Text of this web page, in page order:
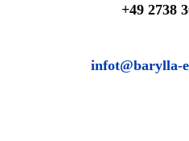
+49 2738
infot@barylla-